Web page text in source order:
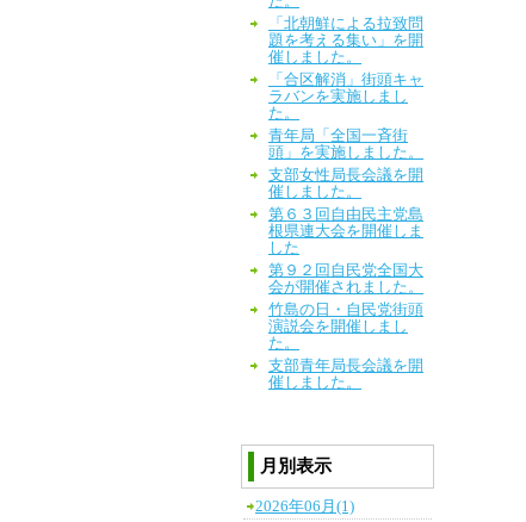
「北朝鮮による拉致問
題を考える集い」を開
催しました。
「合区解消」街頭キャ
ラバンを実施しまし
た。
青年局「全国一斉街
頭」を実施しました。
支部女性局長会議を開
催しました。
第６３回自由民主党島
根県連大会を開催しま
した
第９２回自民党全国大
会が開催されました。
竹島の日・自民党街頭
演説会を開催しまし
た。
支部青年局長会議を開
催しました。
月別表示
2026年06月(1)